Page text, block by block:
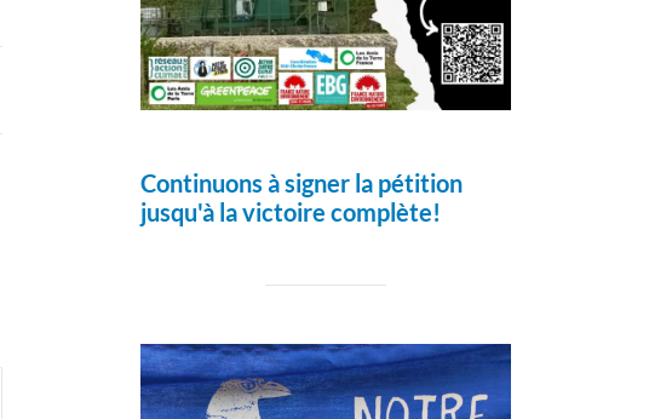
Continuons à signer la pétition
jusqu'à la victoire complète!